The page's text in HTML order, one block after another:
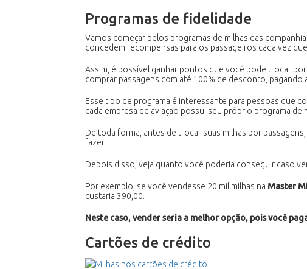
Programas de fidelidade
Vamos começar pelos programas de milhas das
concedem recompensas para os passageiros cada vez
Assim, é possível ganhar pontos que você pode trocar
comprar passagens com até 100% de desconto, pagando
Esse tipo de programa é interessante para pessoas que
cada empresa de aviação possui seu próprio programa de
De toda forma, antes de trocar suas milhas por
fazer.
Depois disso, veja quanto você poderia conseguir caso
Por exemplo, se você vendesse 20 mil milhas na Master
custaria 390,00.
Neste caso, vender seria a melhor opção, pois você
Cartões de crédito